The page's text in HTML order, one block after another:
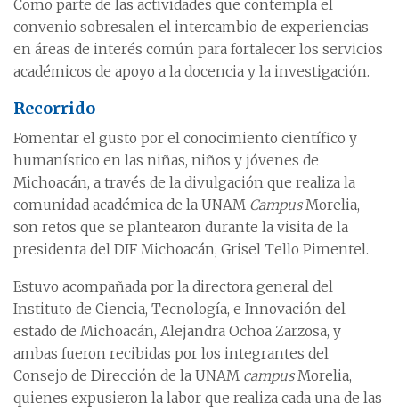
Como parte de las actividades que contempla el
convenio sobresalen el intercambio de experiencias
en áreas de interés común para fortalecer los servicios
académicos de apoyo a la docencia y la investigación.
Recorrido
Fomentar el gusto por el conocimiento científico y
humanístico en las niñas, niños y jóvenes de
Michoacán, a través de la divulgación que realiza la
comunidad académica de la UNAM CampusMorelia,
son retos que se plantearon durante la visita de la
presidenta del DIF Michoacán, Grisel Tello Pimentel.
Estuvo acompañada por la directora general del
Instituto de Ciencia, Tecnología, e Innovación del
estado de Michoacán, Alejandra Ochoa Zarzosa, y
ambas fueron recibidas por los integrantes del
Consejo de Dirección de la UNAM campusMorelia,
quienes expusieron la labor que realiza cada una de las